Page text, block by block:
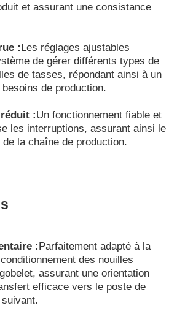
et assurant une consistance
:Les réglages ajustables
de gérer différents types de
de tasses, répondant ainsi à un
de production.
:Un fonctionnement fiable et
les interruptions, assurant ainsi le
de la chaîne de production.
:Parfaitement adapté à la
des nouilles
assurant une orientation
efficace vers le poste de